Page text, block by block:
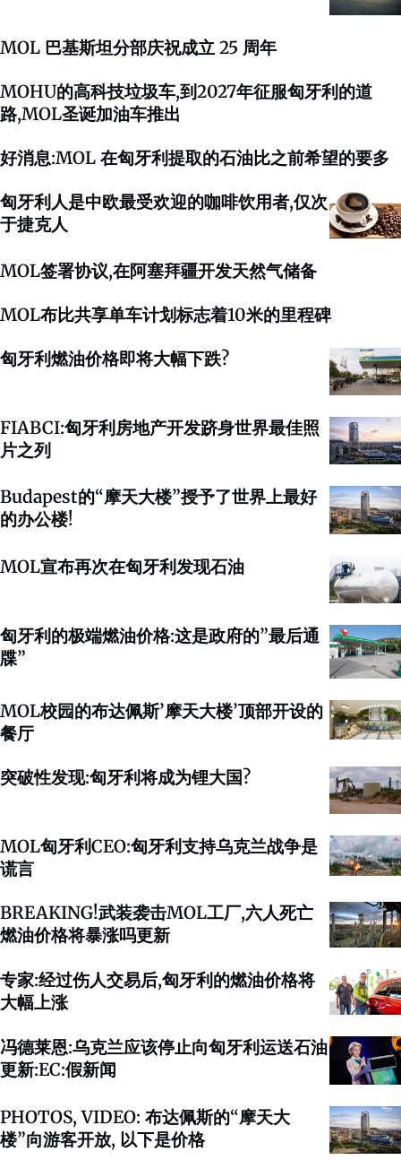
MOL 巴基斯坦分部庆祝成立 25 周年
MOHU的高科技垃圾车,到2027年征服匈牙利的道
路,MOL圣诞加油车推出
好消息:MOL 在匈牙利提取的石油比之前希望的要多
匈牙利人是中欧最受欢迎的咖啡饮用者,仅次
于捷克人
MOL签署协议,在阿塞拜疆开发天然气储备
MOL布比共享单车计划标志着10米的里程碑
匈牙利燃油价格即将大幅下跌?
FIABCI:匈牙利房地产开发跻身世界最佳照
片之列
Budapest的“摩天大楼”授予了世界上最好
的办公楼!
MOL宣布再次在匈牙利发现石油
匈牙利的极端燃油价格:这是政府的”最后通
牒”
MOL校园的布达佩斯’摩天大楼’顶部开设的
餐厅
突破性发现:匈牙利将成为锂大国?
MOL匈牙利CEO:匈牙利支持乌克兰战争是
谎言
BREAKING!武装袭击MOL工厂,六人死亡
燃油价格将暴涨吗更新
专家:经过伤人交易后,匈牙利的燃油价格将
大幅上涨
冯德莱恩:乌克兰应该停止向匈牙利运送石油
更新:EC:假新闻
PHOTOS, VIDEO: 布达佩斯的“摩天大
楼”向游客开放, 以下是价格